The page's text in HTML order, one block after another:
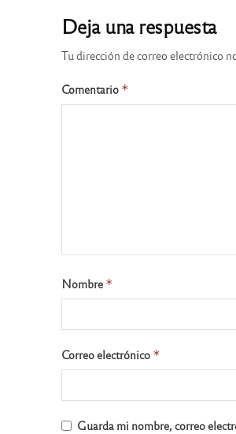
Deja una respuesta
Tu dirección de correo electrónico
Comentario *
Nombre *
Correo electrónico *
Guarda mi nombre, correo